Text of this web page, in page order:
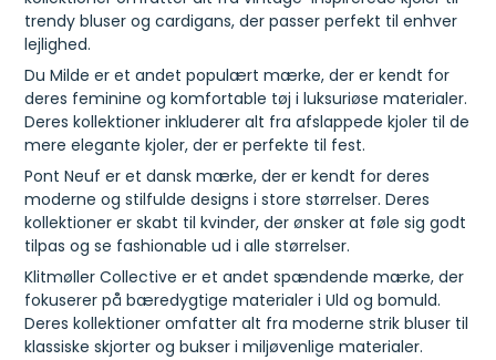
trendy bluser og cardigans, der passer perfekt til enhver
lejlighed.
Du Milde er et andet populært mærke, der er kendt for
deres feminine og komfortable tøj i luksuriøse materialer.
Deres kollektioner inkluderer alt fra afslappede kjoler til de
mere elegante kjoler, der er perfekte til fest.
Pont Neuf er et dansk mærke, der er kendt for deres
moderne og stilfulde designs i store størrelser. Deres
kollektioner er skabt til kvinder, der ønsker at føle sig godt
tilpas og se fashionable ud i alle størrelser.
Klitmøller Collective er et andet spændende mærke, der
fokuserer på bæredygtige materialer i Uld og bomuld.
Deres kollektioner omfatter alt fra moderne strik bluser til
klassiske skjorter og bukser i miljøvenlige materialer.